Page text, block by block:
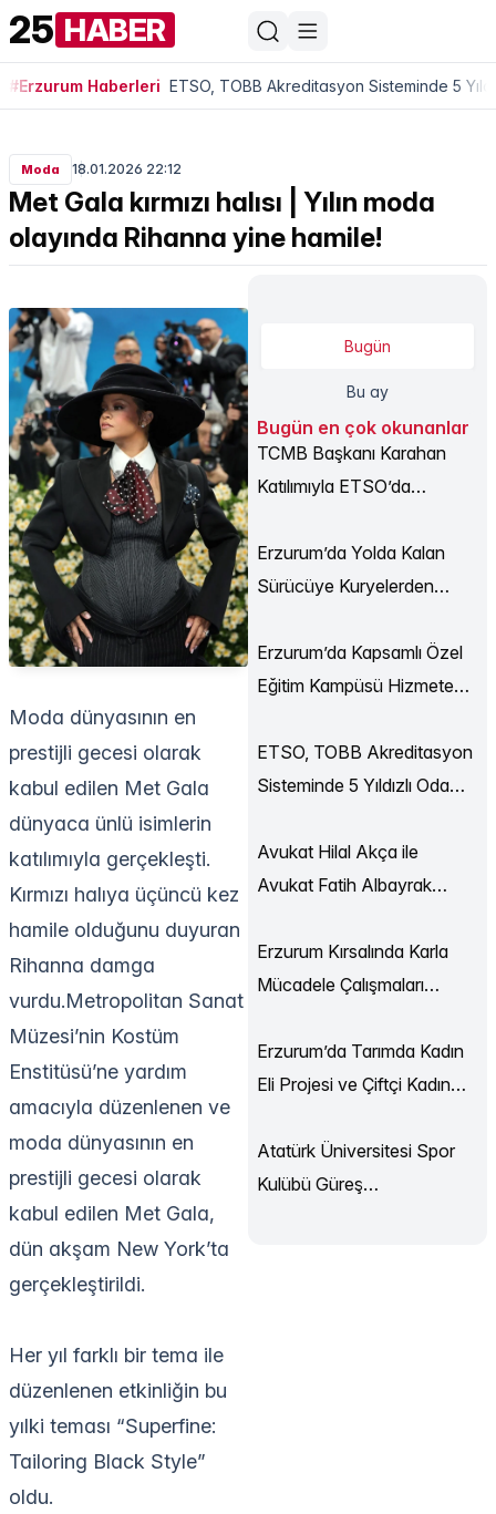
25 HABER
#Erzurum Haberleri ETSO, TOBB Akreditasyon Sisteminde 5
Moda 18.01.2026 22:12
Met Gala kırmızı halısı | Yılın moda
olayında Rihanna yine hamile!
Moda dünyasının en
prestijli gecesi olarak
kabul edilen Met Gala
dünyaca ünlü isimlerin
katılımıyla gerçekleşti.
Kırmızı halıya üçüncü kez
hamile olduğunu duyuran
Rihanna damga
vurdu.Metropolitan Sanat
Müzesi’nin Kostüm
Enstitüsü’ne yardım
amacıyla düzenlenen ve
moda dünyasının en
prestijli gecesi olarak
kabul edilen Met Gala,
dün akşam New York’ta
gerçekleştirildi.
Her yıl farklı bir tema ile
düzenlenen etkinliğin bu
yılki teması “Superfine:
Tailoring Black Style”
oldu.
Bugün
Bu ay
Bugün en çok okunanlar
TCMB Başkanı Karahan
Katılımıyla ETSO’da
Düzenlendi
Erzurum’da Yolda Kalan
Sürücüye Kuryelerden
Erzurum’da Kapsamlı Özel
Eğitim Kampüsü Hizmete
ETSO, TOBB Akreditasyon
Sisteminde 5 Yıldızlı Oda
Avukat Hilal Akça ile
Avukat Fatih Albayrak
Erzurum Kırsalında Karla
Mücadele Çalışmaları
Erzurum’da Tarımda Kadın
Eli Projesi ve Çiftçi Kadın
Atatürk Üniversitesi Spor
Kulübü Güreş